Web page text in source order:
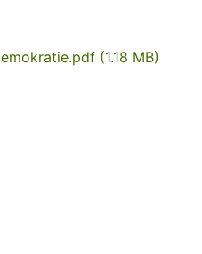
(1.18 MB)